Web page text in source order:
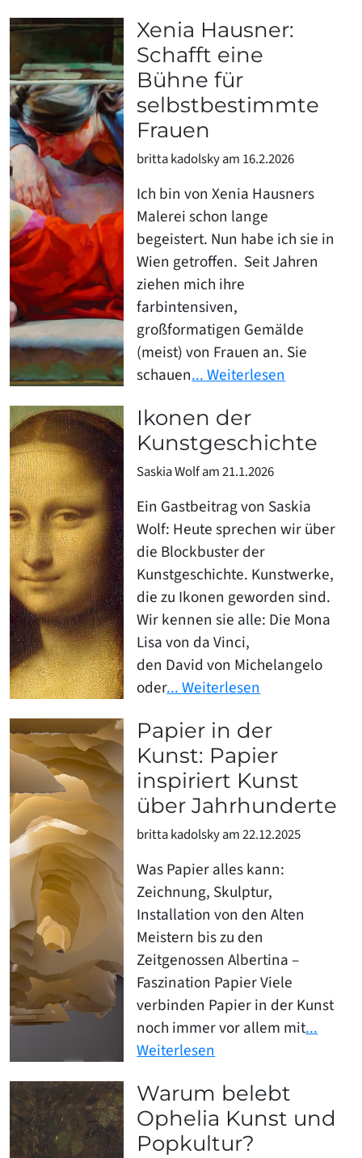
Xenia Hausner:
Schafft eine
Bühne für
selbstbestimmte
Frauen
britta kadolsky am 16.2.2026
Ich bin von Xenia Hausners
Malerei schon lange
begeistert. Nun habe ich sie in
Wien getroffen. Seit Jahren
ziehen mich ihre
farbintensiven,
großformatigen Gemälde
(meist) von Frauen an. Sie
schauen... Weiterlesen
Ikonen der
Kunstgeschichte
Saskia Wolf am 21.1.2026
Ein Gastbeitrag von Saskia
Wolf: Heute sprechen wir über
die Blockbuster der
Kunstgeschichte. Kunstwerke,
die zu Ikonen geworden sind.
Wir kennen sie alle: Die Mona
Lisa von da Vinci,
den David von Michelangelo
oder... Weiterlesen
Papier in der
Kunst: Papier
inspiriert Kunst
über Jahrhunderte
britta kadolsky am 22.12.2025
Was Papier alles kann:
Zeichnung, Skulptur,
Installation von den Alten
Meistern bis zu den
Zeitgenossen Albertina –
Faszination Papier Viele
verbinden Papier in der Kunst
noch immer vor allem mit...
Weiterlesen
Warum belebt
Ophelia Kunst und
Popkultur?